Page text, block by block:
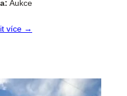
Aukce
více →